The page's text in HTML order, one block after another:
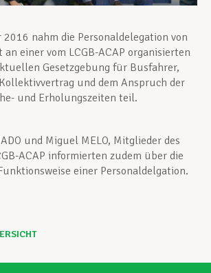
2016 nahm die Personaldelegation von
an einer vom LCGB-ACAP organisierten
Gesetzgebung für Busfahrer,
und dem Anspruch der
und Erholungszeiten teil.
und Miguel MELO, Mitglieder des
ACAP informierten zudem über die
einer Personaldelgation.